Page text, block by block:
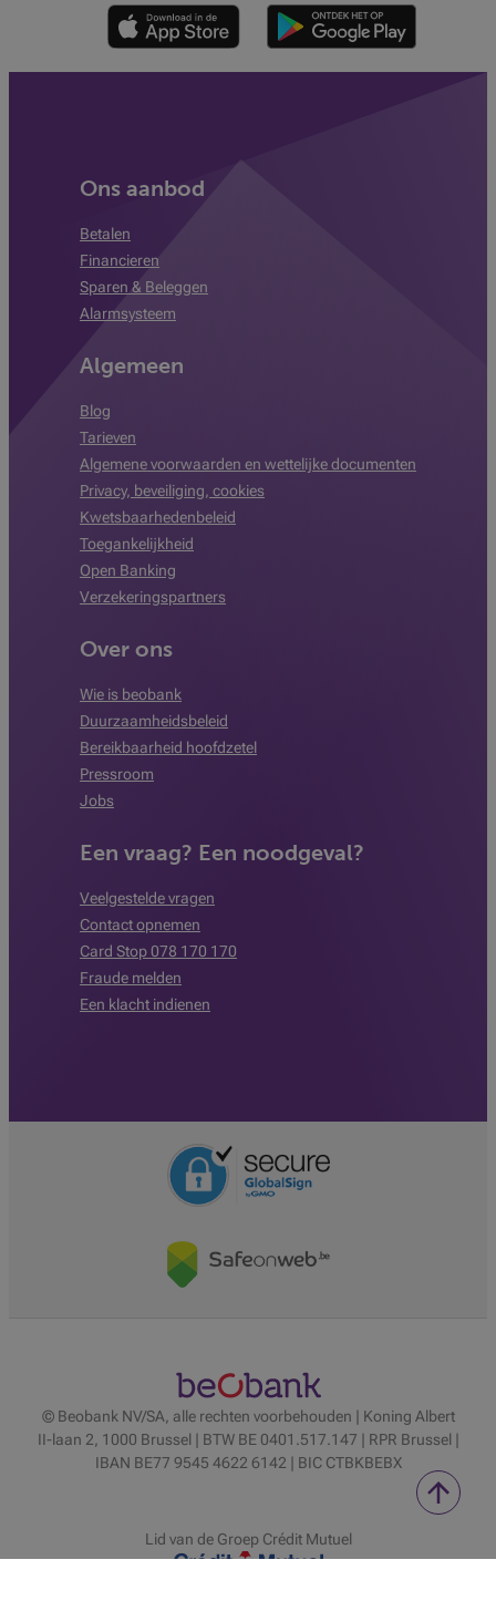
Ons aanbod
Betalen
Financieren
Sparen & Beleggen
Alarmsysteem
Algemeen
Blog
Tarieven
Algemene voorwaarden en wettelijke documenten
Privacy, beveiliging, cookies
Kwetsbaarhedenbeleid
Toegankelijkheid
Open Banking
Verzekeringspartners
Over ons
Wie is beobank
Duurzaamheidsbeleid
Bereikbaarheid hoofdzetel
Pressroom
Jobs
Een vraag? Een noodgeval?
Veelgestelde vragen
Contact opnemen
Card Stop 078 170 170
Fraude melden
Een klacht indienen
© Beobank NV/SA, alle rechten voorbehouden | Koning Albert
II-laan 2, 1000 Brussel | BTW BE 0401.517.147 | RPR Brussel |
IBAN BE77 9545 4622 6142 | BIC CTBKBEBX
Lid van de Groep Crédit Mutuel